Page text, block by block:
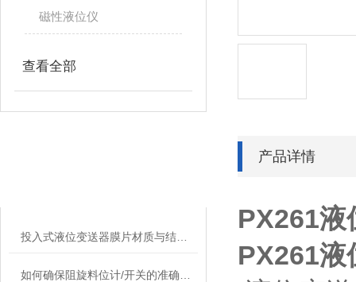
磁性液位仪
查看全部
产品详情
PX261液
PX261液